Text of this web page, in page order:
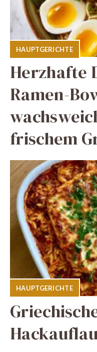
HAUPTGERICHTE
Herzhafte
Ramen-
frischem
HAUPTGERICHTE